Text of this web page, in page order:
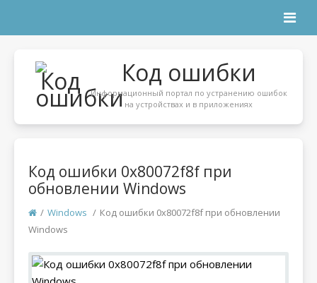
Код ошибки
Информационный портал по устранению ошибок
на устройствах и в приложениях
Код ошибки 0x80072f8f при
обновлении Windows
/ Windows / Код ошибки 0x80072f8f при обновлении
Windows